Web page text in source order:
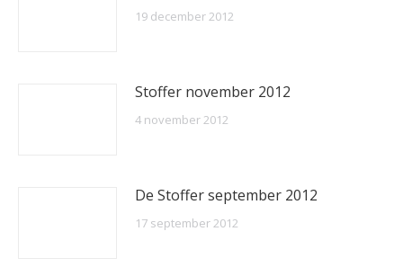
19 december 2012
Stoffer november 2012
4 november 2012
De Stoffer september 2012
17 september 2012